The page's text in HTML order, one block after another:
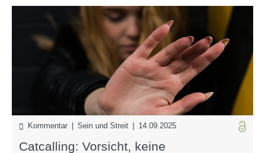
Kommentar | Sein und Streit | 14.09.2025
Catcalling: Vorsicht, keine